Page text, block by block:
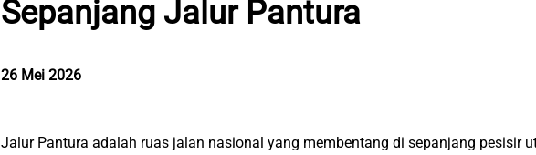
Sepanjang Jalur Pantura
26 Mei 2026
Jalur Pantura adalah ruas jalan nasional yang membentang di sepanjang pesisir